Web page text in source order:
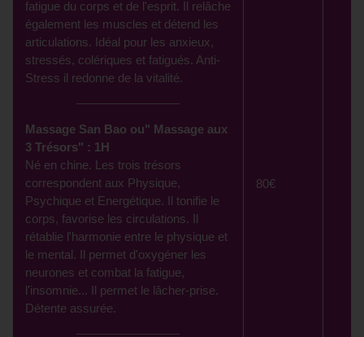
fatigue du corps et de l'esprit. Il relâche
également les muscles et détend les
articulations. Idéal pour les anxieux,
stressés, colériques et fatigués. Anti-
Stress il redonne de la vitalité.
Massage San Bao ou" Massage aux
3 Trésors" : 1H
Né en chine. Les trois trésors
correspondent aux Physique,
Psychique et Energétique. Il tonifie le
corps, favorise les circulations. Il
rétablie l'harmonie entre le physique et
le mental. Il permet d'oxygéner les
neurones et combat la fatigue,
l'insomnie... Il permet le lâcher-prise.
Détente assurée.
80€